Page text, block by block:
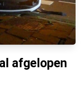
afgelopen